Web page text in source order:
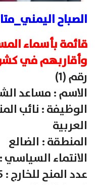
الصباح
قائمة بأسماء
وأقاربهم في
رقم (1)
الاسم : مساعد
الوظيفة : نائب
العربية
المنطقة : الضالع
الانتماء
عدد المنح للخارج : 5